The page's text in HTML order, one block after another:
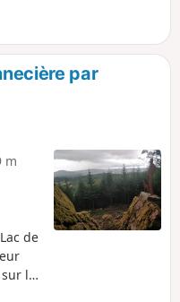
et, si possible,
par
m
de
les